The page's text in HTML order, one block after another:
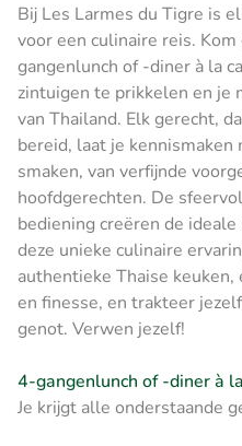
Bij Les Larmes du Tigre is
voor een culinaire reis.
gangenlunch of -diner à la
zintuigen te prikkelen en je
van Thailand. Elk gerecht,
bereid, laat je
smaken, van verfijnde
hoofdgerechten. De
bediening creëren de
deze unieke culinaire
authentieke Thaise
en finesse, en trakteer
genot. Verwen jezelf!
4-gangenlunch of -diner à
Je krijgt alle onderstaande